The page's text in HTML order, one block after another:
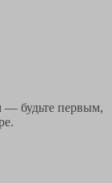
— будьте первым,